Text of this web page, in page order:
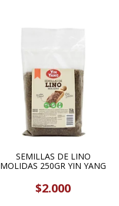
SEMILLAS DE LINO
MOLIDAS 250GR YIN YANG
$2.000